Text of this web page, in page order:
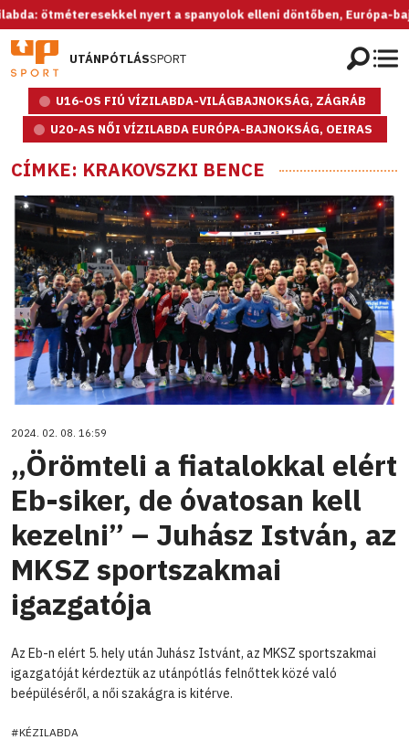
nyert a spanyolok elleni döntőben, Európa-bajnok az
UTÁNPÓTLÁSSPORT
U16-OS FIÚ VÍZILABDA-VILÁGBAJNOKSÁG, ZÁGRÁB
U20-AS NŐI VÍZILABDA EURÓPA-BAJNOKSÁG, OEIRAS
CÍMKE: KRAKOVSZKI BENCE
2024. 02. 08. 16:59
„Örömteli a fiatalokkal elért
Eb-siker, de óvatosan kell
kezelni” – Juhász István, az
MKSZ sportszakmai
igazgatója
Az Eb-n elért 5. hely után Juhász Istvánt, az MKSZ sportszakmai
igazgatóját kérdeztük az utánpótlás felnőttek közé való
beépüléséről, a női szakágra is kitérve.
#KÉZILABDA